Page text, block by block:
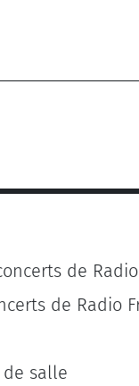
de
de Radio
salle